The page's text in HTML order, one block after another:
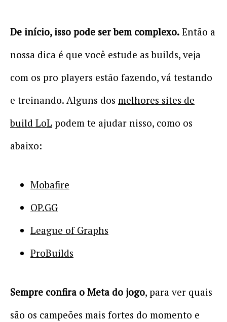
De início, isso pode ser bem complexo. Então a
nossa dica é que você estude as builds, veja
com os pro players estão fazendo, vá testando
e treinando. Alguns dos melhores sites de
build LoL podem te ajudar nisso, como os
abaixo:
Mobafire
OP.GG
League of Graphs
ProBuilds
Sempre confira o Meta do jogo, para ver quais
são os campeões mais fortes do momento e